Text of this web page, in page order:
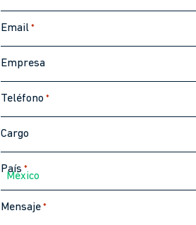
Email *
Empresa
Teléfono *
Cargo
País *
México
Mensaje *